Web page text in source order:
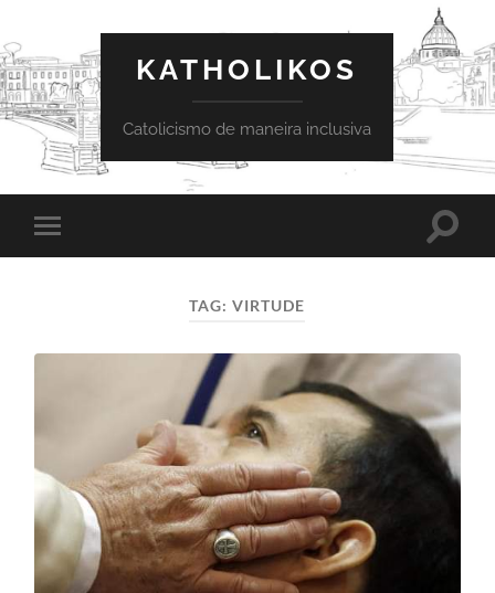
KATHOLIKOS
Catolicismo de maneira inclusiva
Toggle
mobile
Toggle
TAG:VIRTUDE